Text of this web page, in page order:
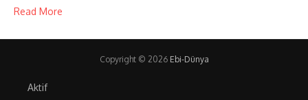
Read More
Copyright © 2026 Ebi-Dünya
Aktif